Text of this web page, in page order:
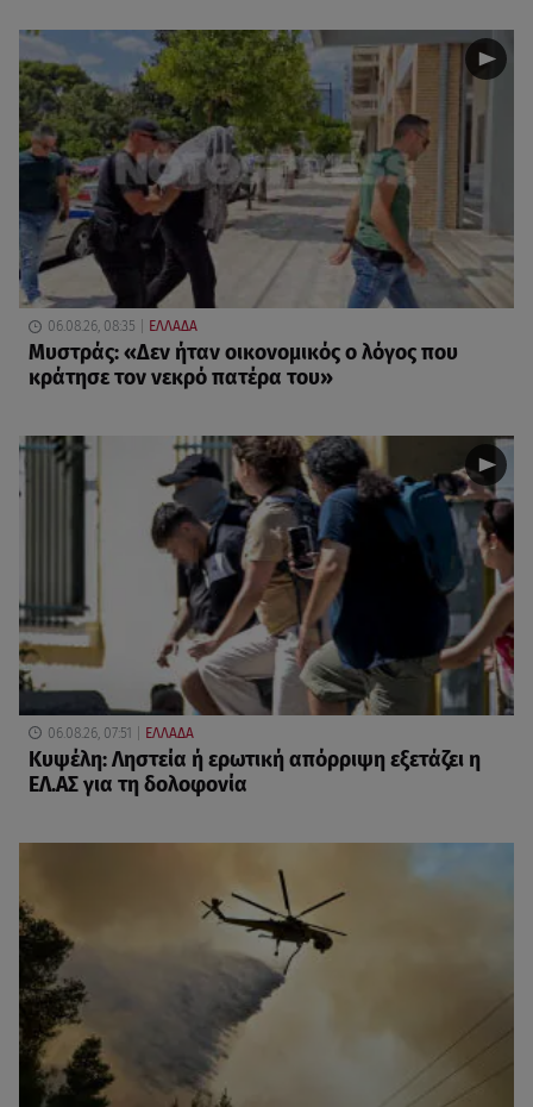
06.08.26, 08:35 ΕΛΛΑΔΑ
Μυστράς: «Δεν ήταν οικονομικός ο λόγος που
κράτησε τον νεκρό πατέρα του»
06.08.26, 07:51 ΕΛΛΑΔΑ
Κυψέλη: Ληστεία ή ερωτική απόρριψη εξετάζει η
ΕΛ.ΑΣ για τη δολοφονία